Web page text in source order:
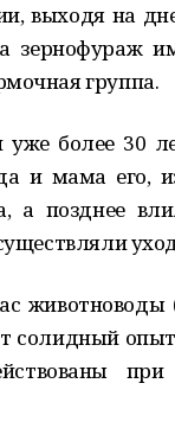
выходя на
зернофураж
группа.
уже более 30
и мама его,
а позднее
солидный
при